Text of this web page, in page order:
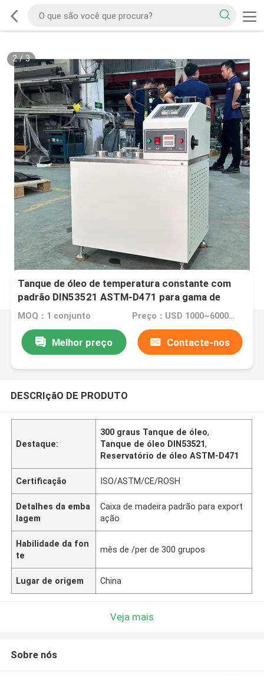
2/3
Tanque de óleo de temperatura constante com
padrão DIN53521 ASTM-D471 para gama de
temperaturas de borracha RT ~ 300 graus
MOQ：1 conjunto Preço：USD 1000~6000/per set
Melhor preço Contacte-nos
DESCRIçãO DE PRODUTO
Destaque:
300 graus Tanque de óleo,
Tanque de óleo DIN53521,
Reservatório de óleo ASTM-D471
Certificação ISO/ASTM/CE/ROSH
Detalhes da emba
lagem
Caixa de madeira padrão para export
ação
Habilidade da fon
te
mês de /per de 300 grupos
Lugar de origem China
Veja mais
Sobre nós